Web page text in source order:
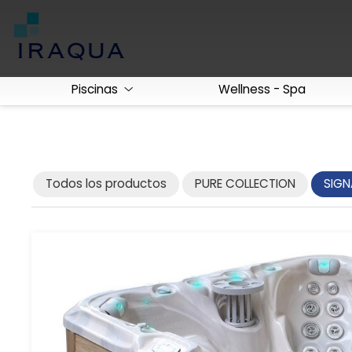
Piscinas Wellness - Spa
Todos los productos PURE COLLECTION